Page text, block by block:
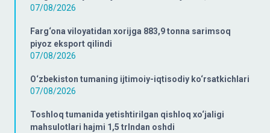
07/08/2026
Farg‘ona viloyatidan xorijga 883,9 tonna sarimsoq
piyoz eksport qilindi
07/08/2026
O‘zbekiston tumaning ijtimoiy-iqtisodiy ko‘rsatkichlari
07/08/2026
Toshloq tumanida yetishtirilgan qishloq xo‘jaligi
mahsulotlari hajmi 1,5 trlndan oshdi